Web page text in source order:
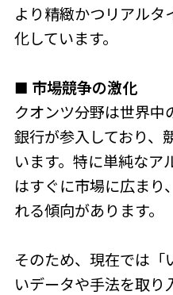
より精緻かつリアルタ
化しています。
■ 市場競争の激化
クオンツ分野は世界中
銀行が参入しており、
います。特に単純なア
はすぐに市場に広まり
れる傾向があります。
そのため、現在では「
いデータや手法を取り